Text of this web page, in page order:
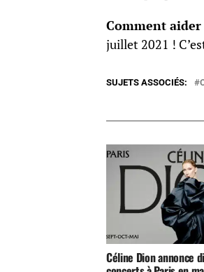
Comment
juillet 2021 !
SUJETS ASSOCIÉS:
Céline Dion annonce